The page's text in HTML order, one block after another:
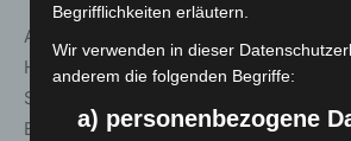
Auch der Klimawandel stellt das THW
Herausforderungen. Besonders
Starkregenereignis „Bernd“ im
Einsatzkräfte aus allen 668
Begrifflichkeiten erläutern.
Wir verwenden in dieser
anderem die folgenden Begriffe:
a) personenbezogene